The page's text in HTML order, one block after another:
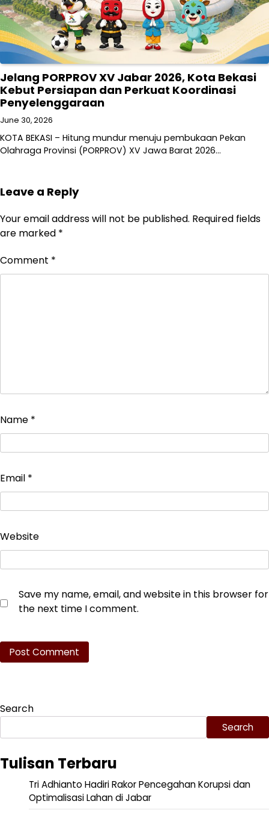
Jelang PORPROV XV Jabar 2026, Kota Bekasi
Kebut Persiapan dan Perkuat Koordinasi
Penyelenggaraan
June 30, 2026
KOTA BEKASI – Hitung mundur menuju pembukaan Pekan
Olahraga Provinsi (PORPROV) XV Jawa Barat 2026…
Leave a Reply
Your email address will not be published. Required fields
are marked *
Comment *
Name *
Email *
Website
Save my name, email, and website in this browser for
the next time I comment.
Search
Search
Tulisan Terbaru
Tri Adhianto Hadiri Rakor Pencegahan Korupsi dan
Optimalisasi Lahan di Jabar